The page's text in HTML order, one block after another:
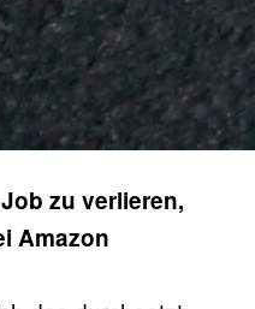
zu verlieren,
Amazon